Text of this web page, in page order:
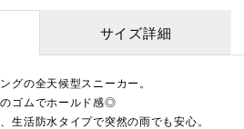
サイズ詳細
グの全天候型スニーカー。
ゴムでホールド感◎
生活防水タイプで突然の雨でも安心。